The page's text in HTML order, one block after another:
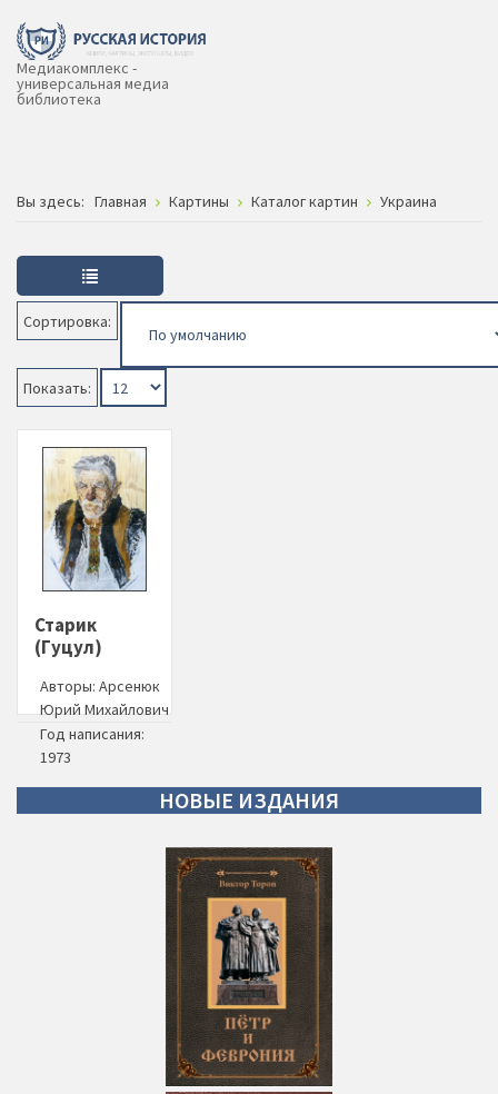
Медиакомплекс -
универсальная медиа
библиотека
Вы здесь: Главная Картины Каталог картин Украина
Сортировка:
Показать:
Старик
(Гуцул)
Авторы: Арсенюк
Юрий Михайлович
Год написания:
1973
НОВЫЕ ИЗДАНИЯ